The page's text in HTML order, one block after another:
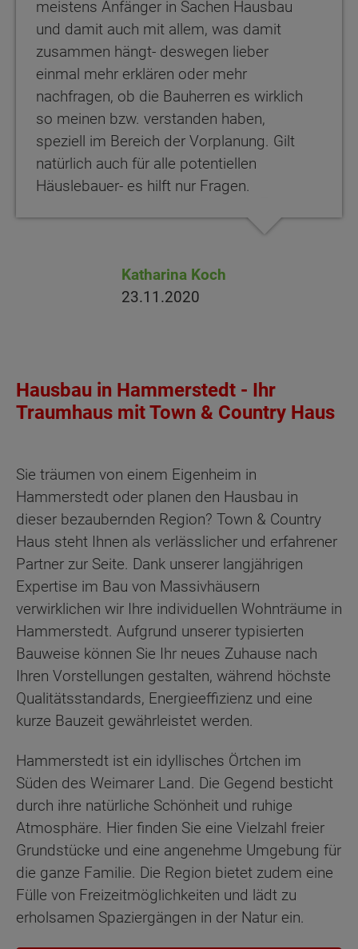
meistens Anfänger in Sachen Hausbau
und damit auch mit allem, was damit
zusammen hängt- deswegen lieber
einmal mehr erklären oder mehr
nachfragen, ob die Bauherren es wirklich
so meinen bzw. verstanden haben,
speziell im Bereich der Vorplanung. Gilt
natürlich auch für alle potentiellen
Häuslebauer- es hilft nur Fragen.
Katharina Koch
23.11.2020
Hausbau in Hammerstedt - Ihr
Traumhaus mit Town & Country Haus
Sie träumen von einem Eigenheim in
Hammerstedt oder planen den Hausbau in
dieser bezaubernden Region? Town & Country
Haus steht Ihnen als verlässlicher und erfahrener
Partner zur Seite. Dank unserer langjährigen
Expertise im Bau von Massivhäusern
verwirklichen wir Ihre individuellen Wohnträume in
Hammerstedt. Aufgrund unserer typisierten
Bauweise können Sie Ihr neues Zuhause nach
Ihren Vorstellungen gestalten, während höchste
Qualitätsstandards, Energieeffizienz und eine
kurze Bauzeit gewährleistet werden.
Hammerstedt ist ein idyllisches Örtchen im
Süden des Weimarer Land. Die Gegend besticht
durch ihre natürliche Schönheit und ruhige
Atmosphäre. Hier finden Sie eine Vielzahl freier
Grundstücke und eine angenehme Umgebung für
die ganze Familie. Die Region bietet zudem eine
Fülle von Freizeitmöglichkeiten und lädt zu
erholsamen Spaziergängen in der Natur ein.